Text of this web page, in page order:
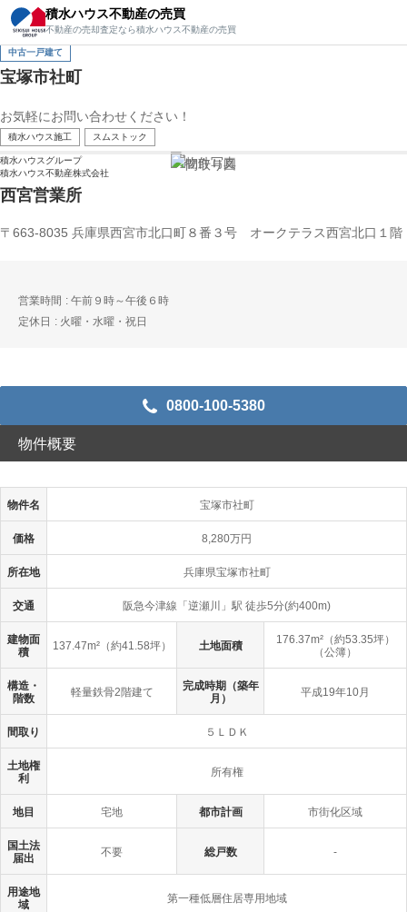
積水ハウス不動産の売買
不動産の売却査定なら積水ハウス不動産の売買
中古一戸建て
宝塚市社町
お気軽にお問い合わせください！
積水ハウス施工 スムストック
積水ハウスグループ
積水ハウス不動産株式会社
西宮営業所
〒663-8035 兵庫県西宮市北口町８番３号 オークテラス西宮北口１階
0800-100-5380
営業時間
午前９時～午後６時
定休日
火曜・水曜・祝日
物件概要
物件名 宝塚市社町
価格 8,280万円
所在地 兵庫県宝塚市社町
交通 阪急今津線「逆瀬川」駅 徒歩5分(約400m)
建物面
積
137.47m²（約41.58坪） 土地面積
176.37m²（約53.35坪）
（公簿）
構造・
階数
軽量鉄骨2階建て
完成時期（築年
月）
平成19年10月
間取り ５ＬＤＫ
土地権
利
所有権
地目 宅地 都市計画 市街化区域
国土法
届出
不要 総戸数 -
用途地
域
第一種低層住居専用地域
積水ハウス不動産の売買
不動産の売却査定なら積水ハウス不動産の売買